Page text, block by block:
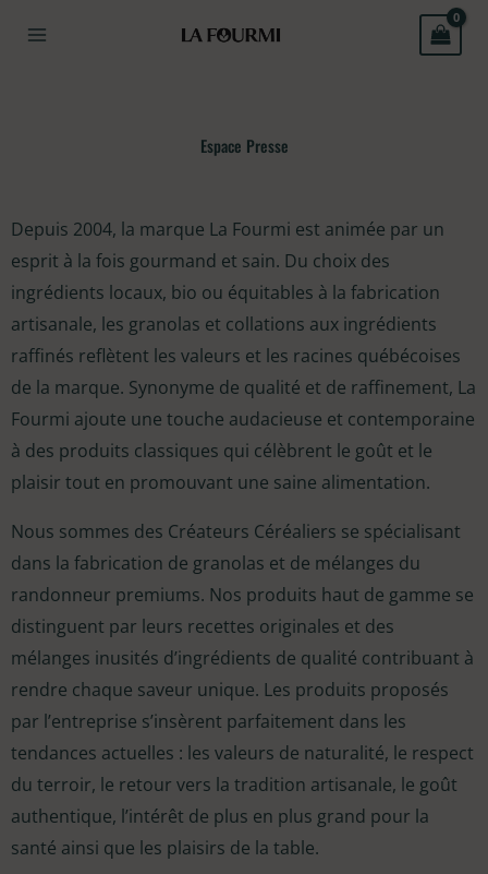
Espace Presse
Depuis 2004, la marque La Fourmi est animée par un
esprit à la fois gourmand et sain. Du choix des
ingrédients locaux, bio ou équitables à la fabrication
artisanale, les granolas et collations aux ingrédients
raffinés reflètent les valeurs et les racines québécoises
de la marque. Synonyme de qualité et de raffinement, La
Fourmi ajoute une touche audacieuse et contemporaine
à des produits classiques qui célèbrent le goût et le
plaisir tout en promouvant une saine alimentation.
Nous sommes des Créateurs Céréaliers se spécialisant
dans la fabrication de granolas et de mélanges du
randonneur premiums. Nos produits haut de gamme se
distinguent par leurs recettes originales et des
mélanges inusités d’ingrédients de qualité contribuant à
rendre chaque saveur unique. Les produits proposés
par l’entreprise s’insèrent parfaitement dans les
tendances actuelles : les valeurs de naturalité, le respect
du terroir, le retour vers la tradition artisanale, le goût
authentique, l’intérêt de plus en plus grand pour la
santé ainsi que les plaisirs de la table.